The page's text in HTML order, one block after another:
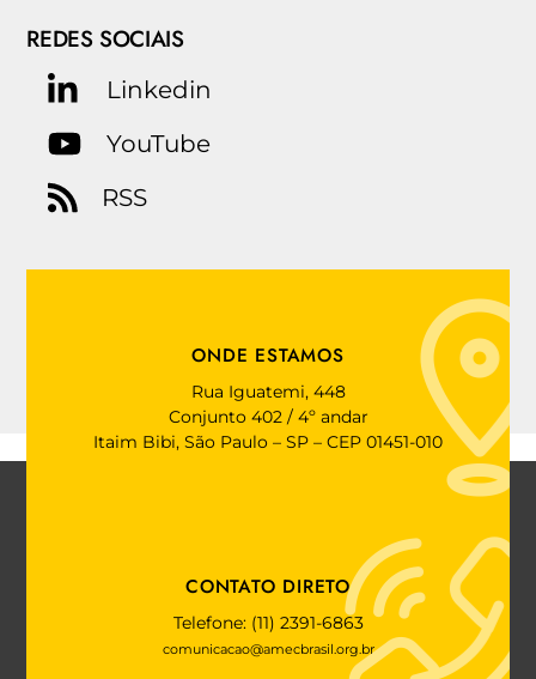
REDES SOCIAIS
Linkedin
YouTube
RSS
ONDE ESTAMOS
Rua Iguatemi, 448
Conjunto 402 / 4º andar
Itaim Bibi, São Paulo – SP – CEP 01451-010
CONTATO DIRETO
Telefone: (11) 2391-6863
comunicacao@amecbrasil.org.br